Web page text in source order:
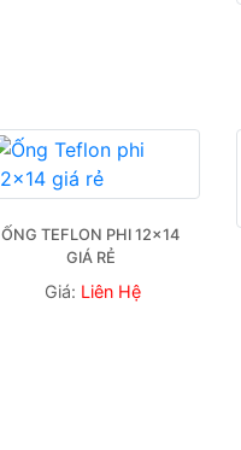
ỐNG TEFLON PHI 12×14
GIÁ RẺ
Giá: Liên Hệ